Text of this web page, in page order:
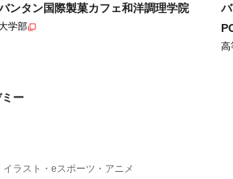
ンタン国際製菓カフェ和洋調理学院
学部
高
ー
イラスト・eスポーツ・アニメ